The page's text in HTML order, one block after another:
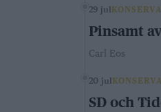
29 jul
Pinsamt
Carl Eos
20 jul
SD och